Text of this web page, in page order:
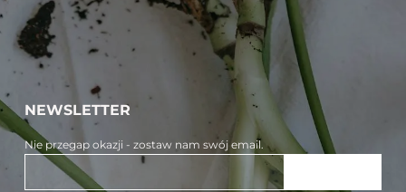
NEWSLETTER
Nie przegap okazji - zostaw nam swój email.